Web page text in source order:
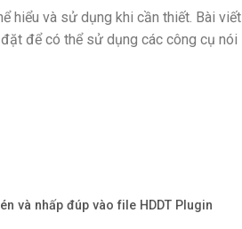
hiểu và sử dụng khi cần thiết. Bài viết
để có thể sử dụng các công cụ nói
và nhấp đúp vào file HDDT Plugin